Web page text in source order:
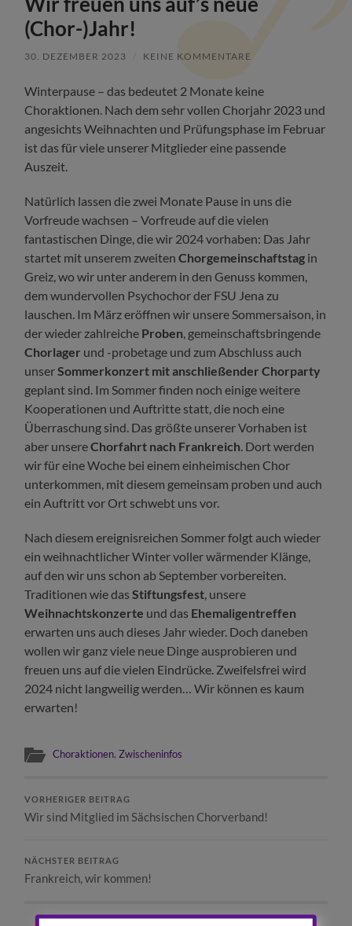
(Chor-)Jahr!
30. DEZEMBER 2023 KEINE KOMMENTARE
Winterpause – das bedeutet 2 Monate keine
Choraktionen. Nach dem sehr vollen Chorjahr 2023 und
angesichts Weihnachten und Prüfungsphase im Februar
ist das für viele unserer Mitglieder eine passende
Auszeit.
Natürlich lassen die zwei Monate Pause in uns die
Vorfreude wachsen – Vorfreude auf die vielen
fantastischen Dinge, die wir 2024 vorhaben: Das Jahr
startet mit unserem zweitenChorgemeinschaftstag in
Greiz, wo wir unter anderem in den Genuss kommen,
dem wundervollen Psychochor der FSU Jena zu
lauschen. Im März eröffnen wir unsere Sommersaison, in
der wieder zahlreiche Proben , gemeinschaftsbringende
Chorlager und -probetage und zum Abschluss auch
unser Sommerkonzert mit anschließender Chorparty
geplant sind. Im Sommer finden noch einige weitere
Kooperationen und Auftritte statt, die noch eine
Überraschung sind. Das größte unserer Vorhaben ist
aber unsereChorfahrt nach Frankreich . Dort werden
wir für eine Woche bei einem einheimischen Chor
unterkommen, mit diesem gemeinsam proben und auch
ein Auftritt vor Ort schwebt uns vor.
Nach diesem ereignisreichen Sommer folgt auch wieder
ein weihnachtlicher Winter voller wärmender Klänge,
auf den wir uns schon ab September vorbereiten.
Traditionen wie das Stiftungsfest , unsere
Weihnachtskonzerte und das Ehemaligentreffen
erwarten uns auch dieses Jahr wieder. Doch daneben
wollen wir ganz viele neue Dinge ausprobieren und
freuen uns auf die vielen Eindrücke. Zweifelsfrei wird
2024 nicht langweilig werden… Wir können es kaum
erwarten!
Choraktionen, Zwischeninfos
VORHERIGER BEITRAG
Wir sind Mitglied im Sächsischen Chorverband!
NÄCHSTER BEITRAG
Frankreich, wir kommen!